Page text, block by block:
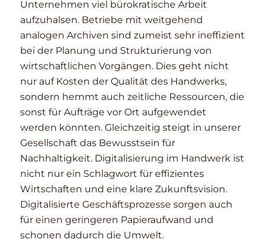
Unternehmen viel bürokratische Arbeit
aufzuhalsen. Betriebe mit weitgehend
analogen Archiven sind zumeist sehr ineffizient
bei der Planung und Strukturierung von
wirtschaftlichen Vorgängen. Dies geht nicht
nur auf Kosten der Qualität des Handwerks,
sondern hemmt auch zeitliche Ressourcen, die
sonst für Aufträge vor Ort aufgewendet
werden könnten. Gleichzeitig steigt in unserer
Gesellschaft das Bewusstsein für
Nachhaltigkeit. Digitalisierung im Handwerk ist
nicht nur ein Schlagwort für effizientes
Wirtschaften und eine klare Zukunftsvision.
Digitalisierte Geschäftsprozesse sorgen auch
für einen geringeren Papieraufwand und
schonen dadurch die Umwelt.